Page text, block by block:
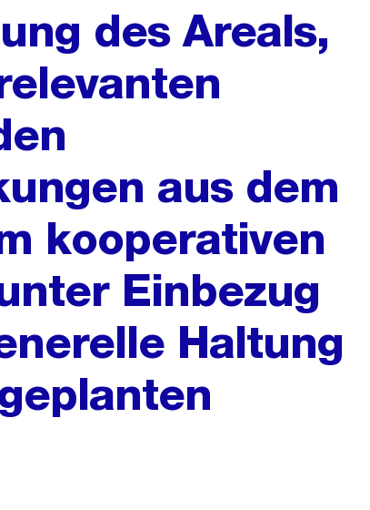
des Areals,
aus dem
kooperativen
Einbezug
Haltung